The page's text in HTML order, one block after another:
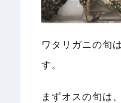
ワタリガニの旬
す。
まずオスの旬は